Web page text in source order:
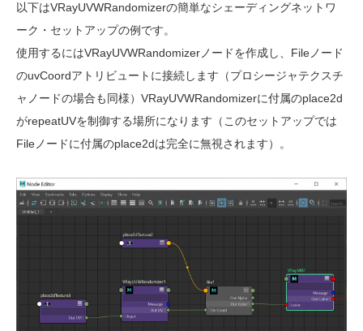
以下はVRayUVWRandomizerの簡単なシェーディングネットワ
ーク・セットアップの例です。
使用するにはVRayUVWRandomizerノードを作成し、Fileノード
のuvCoordアトリビュートに接続します（プロシージャテクスチ
ャノードの場合も同様）VRayUVWRandomizerに付属のplace2d
がrepeatUVを制御する場所になります（このセットアップでは
Fileノードに付属のplace2dは完全に無視されます）。